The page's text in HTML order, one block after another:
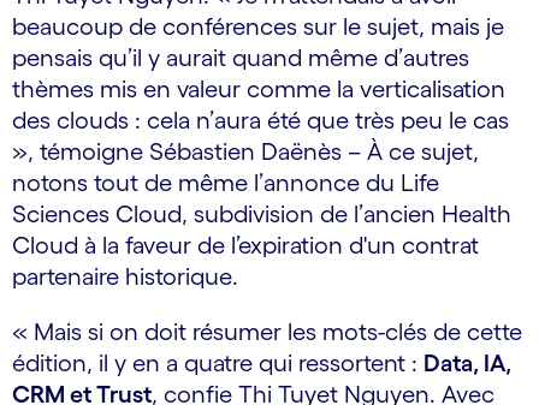
beaucoup de conférences sur le sujet, mais je
pensais qu’il y aurait quand même d’autres
thèmes mis en valeur comme la verticalisation
des clouds : cela n’aura été que très peu le cas
», témoigne Sébastien Daënès – À ce sujet,
notons tout de même l’annonce du Life
Sciences Cloud, subdivision de l’ancien Health
Cloud à la faveur de l’expiration d'un contrat
partenaire historique.
« Mais si on doit résumer les mots-clés de cette
édition, il y en a quatre qui ressortent : Data, IA,
CRM et Trust, confie Thi Tuyet Nguyen. Avec